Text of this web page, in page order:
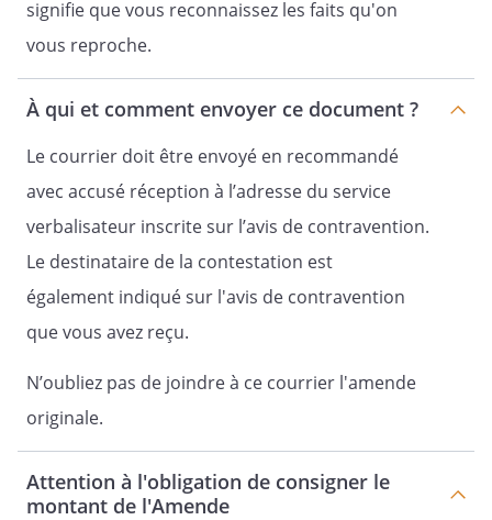
signifie que vous reconnaissez les faits qu'on
vous reproche.
À qui et comment envoyer ce document ?
Le courrier doit être envoyé en recommandé
avec accusé réception à l’adresse du service
verbalisateur inscrite sur l’avis de contravention.
Le destinataire de la contestation est
également indiqué sur l'avis de contravention
que vous avez reçu.
N’oubliez pas de joindre à ce courrier l'amende
originale.
Attention à l'obligation de consigner le
montant de l'Amende